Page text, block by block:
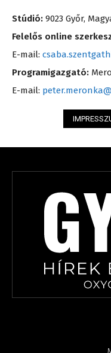
Stúdió: 9023 Győr,
Felelős online
E-mail:
Programigazgató:
E-mail: